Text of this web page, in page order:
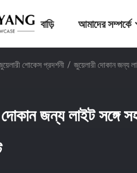
বাড়ি আমাদের সম্পর্কে
শোকেস প্রদর্শনী / জুয়েলারী দোকান জন্য
জন্য লাইট সঙ্গে